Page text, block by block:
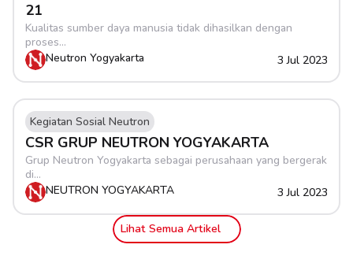
21
Kualitas sumber daya manusia tidak dihasilkan dengan
proses...
Neutron Yogyakarta
3 Jul 2023
Kegiatan Sosial Neutron
CSR GRUP NEUTRON YOGYAKARTA
Grup Neutron Yogyakarta sebagai perusahaan yang bergerak
di...
NEUTRON YOGYAKARTA
3 Jul 2023
Lihat Semua Artikel